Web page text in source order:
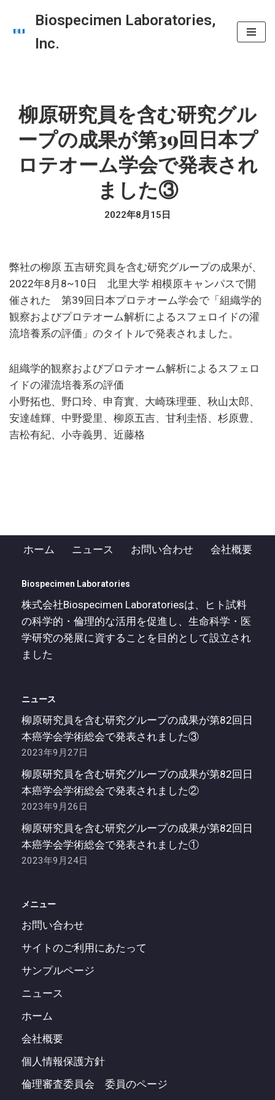
コ
へ
Biospecimen Laboratories,
Inc.
柳原研究員を含む研究グル
ープの成果が第39回日本プ
ロテオーム学会で発表され
ました③
2022年8月15日
弊社の柳原 五吉研究員を含む研究グループの成果が、
2022年8月8~10日 北里大学 相模原キャンパスで開
催された 第39回日本プロテオーム学会で「組織学的
観察およびプロテオーム解析によるスフェロイドの灌
流培養系の評価」のタイトルで発表されました。
組織学的観察およびプロテオーム解析によるスフェロ
イドの灌流培養系の評価
小野拓也、野口玲、申育實、大崎珠理亜、秋山太郎、
安達雄輝、中野愛里、柳原五吉、甘利圭悟、杉原豊、
吉松有紀、小寺義男、近藤格
ホーム ニュース お問い合わせ 会社概要
Biospecimen Laboratories
株式会社Biospecimen Laboratoriesは、ヒト試料
の科学的・倫理的な活用を促進し、生命科学・医
学研究の発展に資することを目的として設立され
ました
ニュース
柳原研究員を含む研究グループの成果が第82回日
本癌学会学術総会で発表されました③
2023年9月27日
柳原研究員を含む研究グループの成果が第82回日
本癌学会学術総会で発表されました②
2023年9月26日
柳原研究員を含む研究グループの成果が第82回日
本癌学会学術総会で発表されました①
2023年9月24日
メニュー
お問い合わせ
サイトのご利用にあたって
サンプルページ
ニュース
ホーム
会社概要
個人情報保護方針
倫理審査委員会 委員のページ